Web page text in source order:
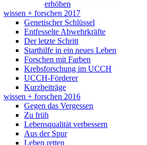
erhöhen
wissen + forschen 2017
Genetischer Schlüssel
Entfesselte Abwehrkräfte
Der letzte Schritt
Starthilfe in ein neues Leben
Forschen mit Farben
Krebsforschung im UCCH
UCCH-Förderer
Kurzbeiträge
wissen + forschen 2016
Gegen das Vergessen
Zu früh
Lebensqualität verbessern
Aus der Spur
Leben retten